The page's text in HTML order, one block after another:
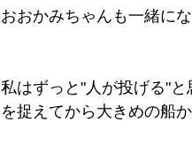
おおかみちゃんも一緒に
私はずっと"人が投げる"
を捉えてから大きめの船